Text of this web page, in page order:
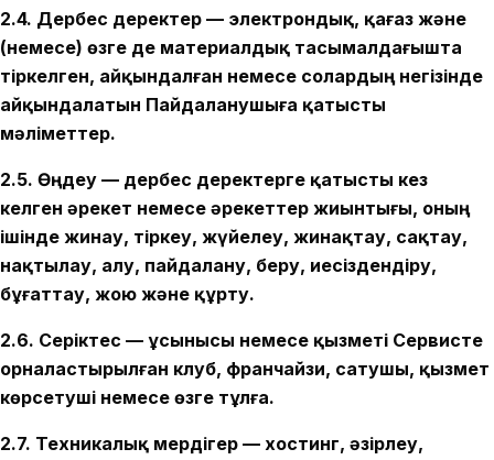
2.4. Дербес деректер — электрондық, қағаз және
(немесе) өзге де материалдық тасымалдағышта
тіркелген, айқындалған немесе солардың негізінде
айқындалатын Пайдаланушыға қатысты
мәліметтер.
2.5. Өңдеу — дербес деректерге қатысты кез
келген әрекет немесе әрекеттер жиынтығы, оның
ішінде жинау, тіркеу, жүйелеу, жинақтау, сақтау,
нақтылау, алу, пайдалану, беру, иесіздендіру,
бұғаттау, жою және құрту.
2.6. Серіктес — ұсынысы немесе қызметі Сервисте
орналастырылған клуб, франчайзи, сатушы, қызмет
көрсетуші немесе өзге тұлға.
2.7. Техникалық мердігер — хостинг, әзірлеу,